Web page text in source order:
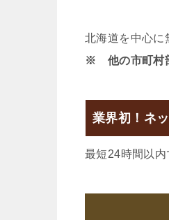
北海道を中心に
※ 他の市町村
業界初！ネ
最短24時間以内